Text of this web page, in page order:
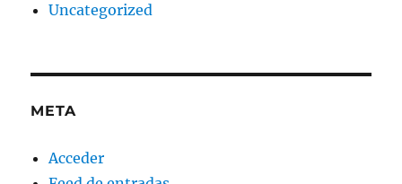
Uncategorized
META
Acceder